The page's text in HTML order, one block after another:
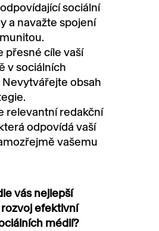
sociální
a navažte spojení
přesné cíle vaší
v sociálních
Nevytvářejte obsah
relevantní redakční
odpovídá vaší
vašemu
vás nejlepší
efektivní
médií?